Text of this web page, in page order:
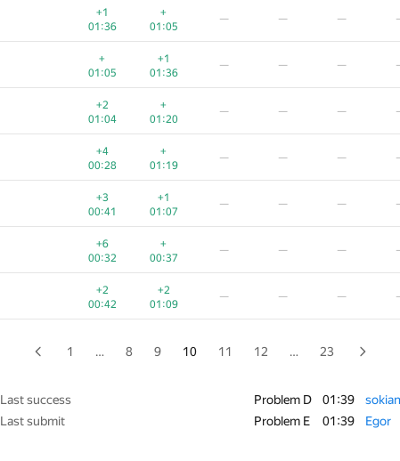
+1
01:36
+
01:05
— — —
+
01:05
+1
01:36
— — —
+2
01:04
+
01:20
— — —
+4
00:28
+
01:19
— — —
+3
00:41
+1
01:07
— — —
+6
00:32
+
00:37
— — —
+2
00:42
+2
01:09
— — —
00:05
01:37
00:42
01:20
+3
00:37
00:47
+1
00:31
01:13
+3
00:44
00:41
+1
00:35
01:31
+5
00:30
+
00:17
01:36
— —
1 … 8 9 10 11 12 … 23
Last success Problem D 01:39
sokian
Last submit
Problem E 01:39 Egor